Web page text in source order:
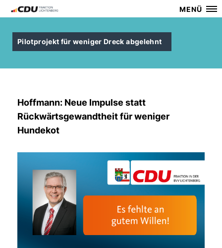
MENÜ
Pilotprojekt für weniger Dreck abgelehnt
Hoffmann: Neue Impulse statt
Rückwärtsgewandtheit für weniger
Hundekot